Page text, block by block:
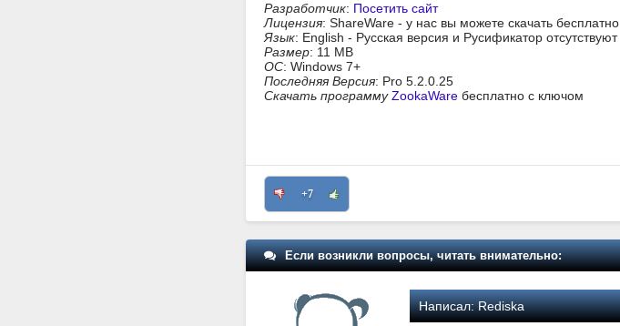
Разработчик: Посетить сайт
Лицензия: ShareWare - у нас вы можете скачать бесплатно
Язык: English - Русская версия и Русификатор отсутствуют
Размер: 11 MB
ОС: Windows 7+
Последняя Версия: Pro 5.2.0.25
Скачать программуZookaWare бесплатно с ключом
+7
Если возникли вопросы, читать внимательно:
Написал:Rediska